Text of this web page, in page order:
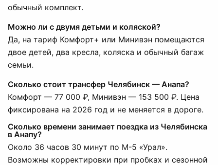
обычный комплект.
Можно ли с двумя детьми и коляской?
Да, на тариф Комфорт+ или Минивэн помещаются
двое детей, два кресла, коляска и обычный багаж
семьи.
Сколько стоит трансфер Челябинск — Анапа?
Комфорт — 77 000 ₽, Минивэн — 153 500 ₽. Цена
фиксирована на 2026 год и не меняется в дороге.
Сколько времени занимает поездка из Челябинска
в Анапу?
Около 36 часов 30 минут по М-5 «Урал».
Возможны корректировки при пробках и сезонной